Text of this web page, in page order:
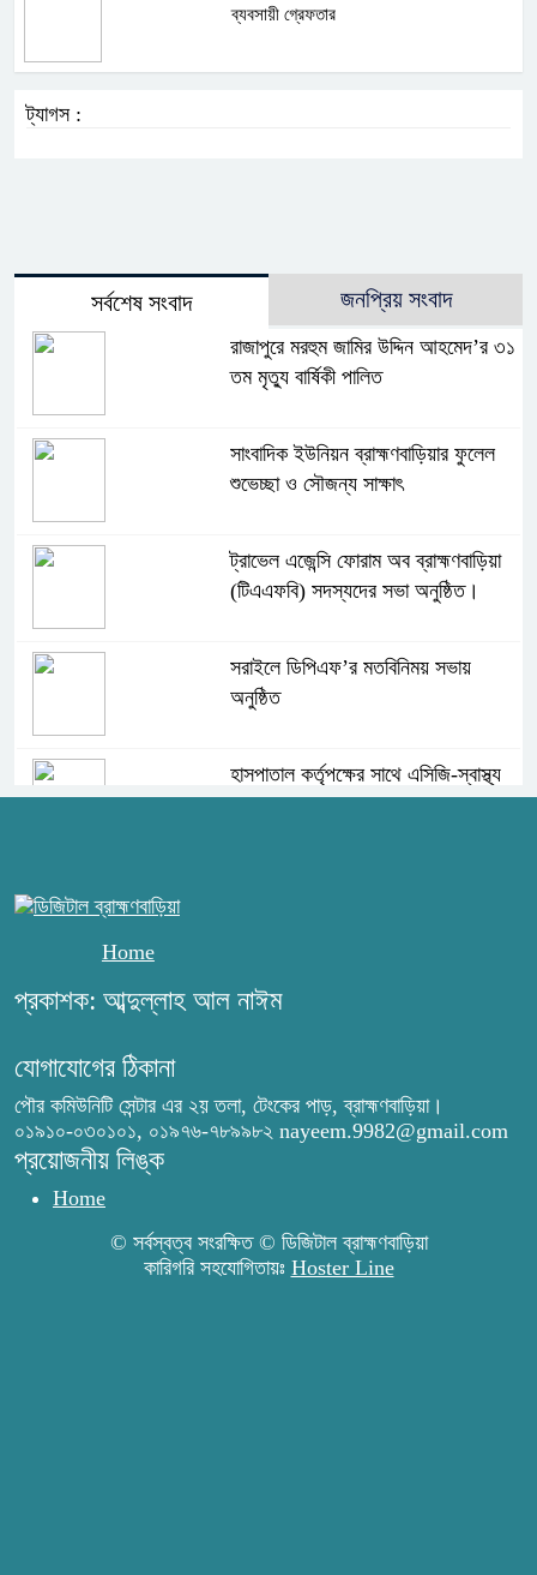
ব্যবসায়ী গ্রেফতার
ট্যাগস :
সর্বশেষ সংবাদ জনপ্রিয় সংবাদ
রাজাপুরে মরহুম জামির উদ্দিন আহমেদ’র ৩১
তম মৃত্যু বার্ষিকী পালিত
সাংবাদিক ইউনিয়ন ব্রাহ্মণবাড়িয়ার ফুলেল
শুভেচ্ছা ও সৌজন্য সাক্ষাৎ
ট্রাভেল এজেন্সি ফোরাম অব ব্রাহ্মণবাড়িয়া
(টিএএফবি) সদস্যদের সভা অনুষ্ঠিত।
সরাইলে ডিপিএফ’র মতবিনিময় সভায়
অনুষ্ঠিত
হাসপাতাল কর্তৃপক্ষের সাথে এসিজি-স্বাস্থ্য
এর মতবিনিময় সভা অনুষ্ঠিত
কবি জয়দুল হোসেনের ‘পাখপাখালির
মিলনমেলা’ গ্রন্থের প্রকাশনা উৎসব
চুরির দায়ে সুলতানপুরের বোরহান উদ্দিন
গ্রেপ্তার, কারাগারে প্রেরণ
মামলার তীব্র নিন্দা: দ্রুত প্রত্যাহারের দাবি
Home
প্রকাশক: আব্দুল্লাহ আল নাঈম
যোগাযোগের ঠিকানা
পৌর কমিউনিটি সেন্টার এর ২য় তলা, টেংকের পাড়, ব্রাহ্মণবাড়িয়া।
০১৯১০-০৩০১০১, ০১৯৭৬-৭৮৯৯৮২ nayeem.9982@gmail.com
প্রয়োজনীয় লিঙ্ক
Home
© সর্বস্বত্ব সংরক্ষিত © ডিজিটাল ব্রাহ্মণবাড়িয়া
কারিগরি সহযোগিতায়ঃ Hoster Line